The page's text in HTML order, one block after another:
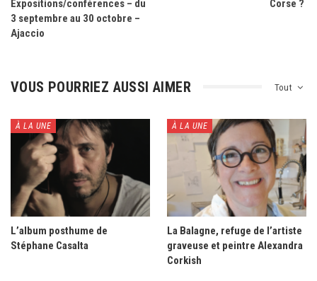
Expositions/conférences – du
3 septembre au 30 octobre –
Ajaccio
Corse ?
Tout
VOUS POURRIEZ AUSSI AIMER
À LA UNE
L’album posthume de
Stéphane Casalta
À LA UNE
La Balagne, refuge de l’artiste
graveuse et peintre Alexandra
Corkish